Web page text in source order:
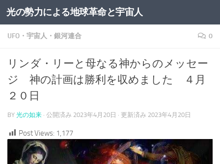
コンテンツへスキップ
光の勢力による地球革命と宇宙人
UFO・宇宙人・銀河連合 0
リンダ・リーと母なる神からのメッセー
ジ 神の計画は勝利を収めました ４月
２０日
BY 光の如来 · 公開済み 2023年4月20日 · 更新済み 2023年4月20日
Post Views: 1,177